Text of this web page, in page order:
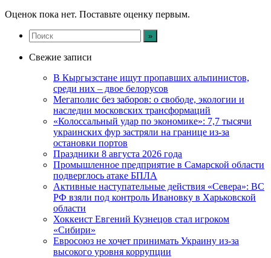
Оценок пока нет. Поставьте оценку первым.
Свежие записи
В Кыргызстане ищут пропавших альпинистов,
среди них – двое белорусов
Мегаполис без заборов: о свободе, экологии и
наследии московских трансформаций
«Колоссальный удар по экономике»: 7,7 тысячи
украинских фур застряли на границе из-за
остановки портов
Праздники 8 августа 2026 года
Промышленное предприятие в Самарской области
подверглось атаке БПЛА
Активные наступательные действия «Севера»: ВС
РФ взяли под контроль Ивановку в Харьковской
области
Хоккеист Евгений Кузнецов стал игроком
«Сибири»
Евросоюз не хочет принимать Украину из-за
высокого уровня коррупции